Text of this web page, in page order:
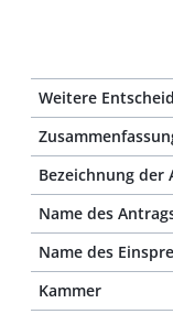
Weitere
Bezeichnung der
Name des
Name des
Kammer